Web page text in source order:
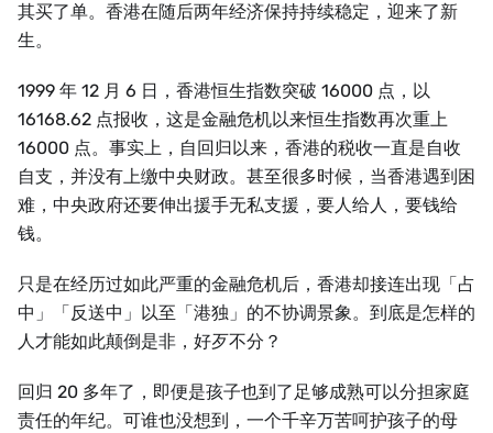
其买了单。香港在随后两年经济保持持续稳定，迎来了新
生。
1999 年 12 月 6 日，香港恒生指数突破 16000 点，以
16168.62 点报收，这是金融危机以来恒生指数再次重上
16000 点。事实上，自回归以来，香港的税收一直是自收
自支，并没有上缴中央财政。甚至很多时候，当香港遇到困
难，中央政府还要伸出援手无私支援，要人给人，要钱给
钱。
只是在经历过如此严重的金融危机后，香港却接连出现「占
中」「反送中」以至「港独」的不协调景象。到底是怎样的
人才能如此颠倒是非，好歹不分？
回归 20 多年了，即便是孩子也到了足够成熟可以分担家庭
责任的年纪。可谁也没想到，一个千辛万苦呵护孩子的母